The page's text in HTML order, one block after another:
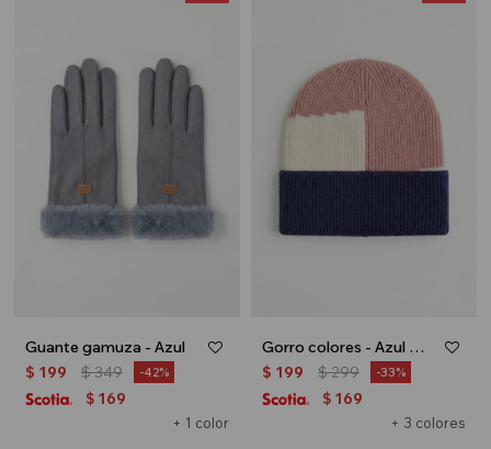
Guante gamuza - Azul
+ 1 color
$ 199 $349 42
$ 169
Gorro colores - Azul marino
+ 3 colores
$ 199 $299 33
$ 169